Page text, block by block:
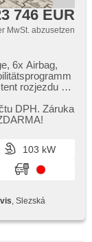
746 EUR
MwSt. abzusetzen
6x Airbag,
rozjezdu do
LED denní
Alufelgen,
Auto,
El.
Start-
DPH. Záruka
ZDARMA!
103 kW
, Slezská